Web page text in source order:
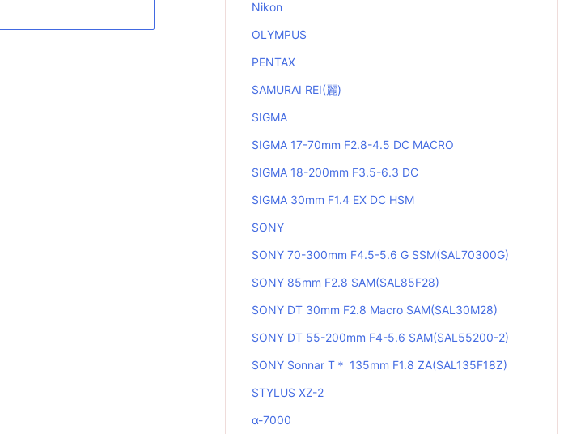
Nikon
OLYMPUS
PENTAX
SAMURAI REI(麗)
SIGMA
SIGMA 17-70mm F2.8-4.5 DC MACRO
SIGMA 18-200mm F3.5-6.3 DC
SIGMA 30mm F1.4 EX DC HSM
SONY
SONY 70-300mm F4.5-5.6 G SSM(SAL70300G)
SONY 85mm F2.8 SAM(SAL85F28)
SONY DT 30mm F2.8 Macro SAM(SAL30M28)
SONY DT 55-200mm F4-5.6 SAM(SAL55200-2)
SONY Sonnar T＊ 135mm F1.8 ZA(SAL135F18Z)
STYLUS XZ-2
α-7000